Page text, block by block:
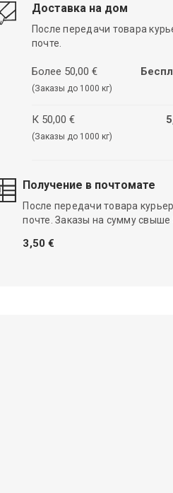
Доставка на дом
После передачи товара
почте.
Более 50,00 €
(Заказы до 1000 кг)
К 50,00 €
(Заказы до 1000 кг)
Получение в почтомате
После передачи товара
почте. Заказы на сумму свыше
3,50 €